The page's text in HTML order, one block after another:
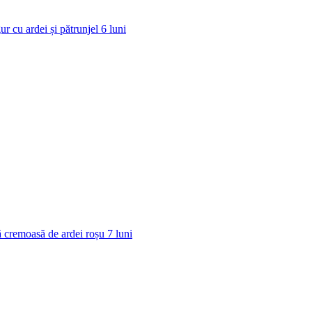
cu ardei și pătrunjel 6 luni
cremoasă de ardei roșu 7 luni